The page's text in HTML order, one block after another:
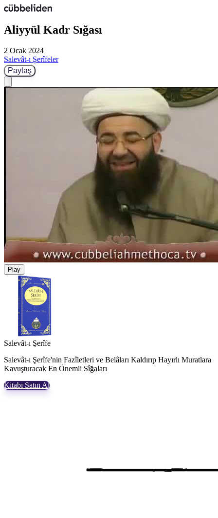
Aliyyül Kadr Sığası
2 Ocak 2024
Salevât-ı Şerîfeler
Paylaş
Play
Salevât-ı Şerîfe
Salevât-ı Şerîfe'nin Fazîletleri ve Belâları Kaldırıp Hayırlı Muratlara
Kavuşturacak En Önemli Sîğaları
Kitabı Satın Al